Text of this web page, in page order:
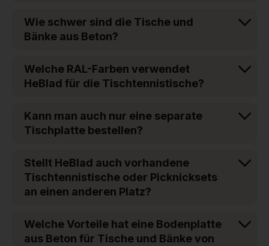
Wie schwer sind die Tische und
Bänke aus Beton?
Welche RAL-Farben verwendet
HeBlad für die Tischtennistische?
Kann man auch nur eine separate
Tischplatte bestellen?
Stellt HeBlad auch vorhandene
Tischtennistische oder Picknicksets
an einen anderen Platz?
Welche Vorteile hat eine Bodenplatte
aus Beton für Tische und Bänke von